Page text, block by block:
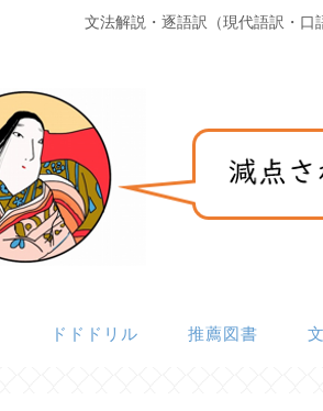
文法解説・逐語訳（現代語訳・口
ドドドリル 推薦図書